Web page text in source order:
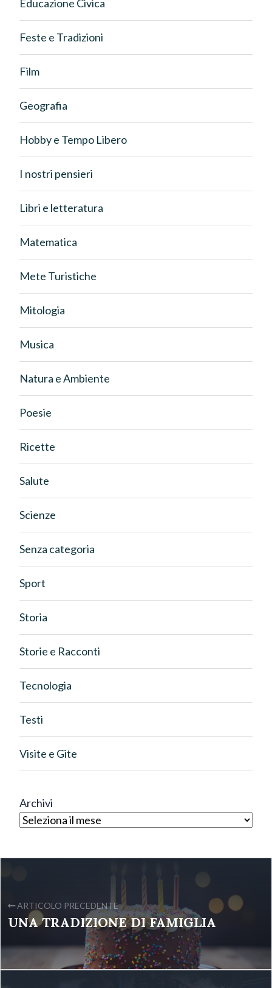
Educazione Civica
Feste e Tradizioni
Film
Geografia
Hobby e Tempo Libero
I nostri pensieri
Libri e letteratura
Matematica
Mete Turistiche
Mitologia
Musica
Natura e Ambiente
Poesie
Ricette
Salute
Scienze
Senza categoria
Sport
Storia
Storie e Racconti
Tecnologia
Testi
Visite e Gite
Archivi
ARTICOLO PRECEDENTE
UNA TRADIZIONE DI FAMIGLIA